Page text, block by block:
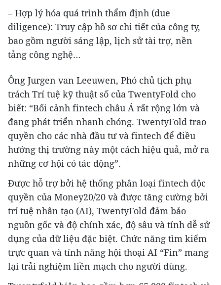
– Hợp lý hóa quá trình thẩm định (due
diligence): Truy cập hồ sơ chi tiết của công ty,
bao gồm người sáng lập, lịch sử tài trợ, nền
tảng công nghệ…
Ông Jurgen van Leeuwen, Phó chủ tịch phụ
trách Trí tuệ kỹ thuật số của TwentyFold cho
biết: “Bối cảnh fintech châu Á rất rộng lớn và
đang phát triển nhanh chóng. TwentyFold trao
quyền cho các nhà đầu tư và fintech để điều
hướng thị trường này một cách hiệu quả, mở ra
những cơ hội có tác động”.
Được hỗ trợ bởi hệ thống phân loại fintech độc
quyền của Money20/20 và được tăng cường bởi
trí tuệ nhân tạo (AI), TwentyFold đảm bảo
nguồn gốc và độ chính xác, độ sâu và tính dễ sử
dụng của dữ liệu đặc biệt. Chức năng tìm kiếm
trực quan và tính năng hội thoại AI “Fin” mang
lại trải nghiệm liền mạch cho người dùng.